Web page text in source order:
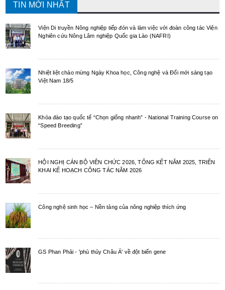
TIN MỚI NHẤT
Viện Di truyền Nông nghiệp tiếp đón và làm việc với đoàn công tác Viện
Nghiên cứu Nông Lâm nghiệp Quốc gia Lào (NAFRI)
Nhiệt liệt chào mừng Ngày Khoa học, Công nghệ và Đổi mới sáng tạo
Việt Nam 18/5
Khóa đào tạo quốc tế “Chọn giống nhanh” - National Training Course on
“Speed Breeding”
HỘI NGHỊ CÁN BỘ VIÊN CHỨC 2026, TỔNG KẾT NĂM 2025, TRIỂN
KHAI KẾ HOẠCH CÔNG TÁC NĂM 2026
Công nghệ sinh học – Nền tảng của nông nghiệp thích ứng
GS Phan Phải - 'phù thủy Châu Á' về đột biến gene